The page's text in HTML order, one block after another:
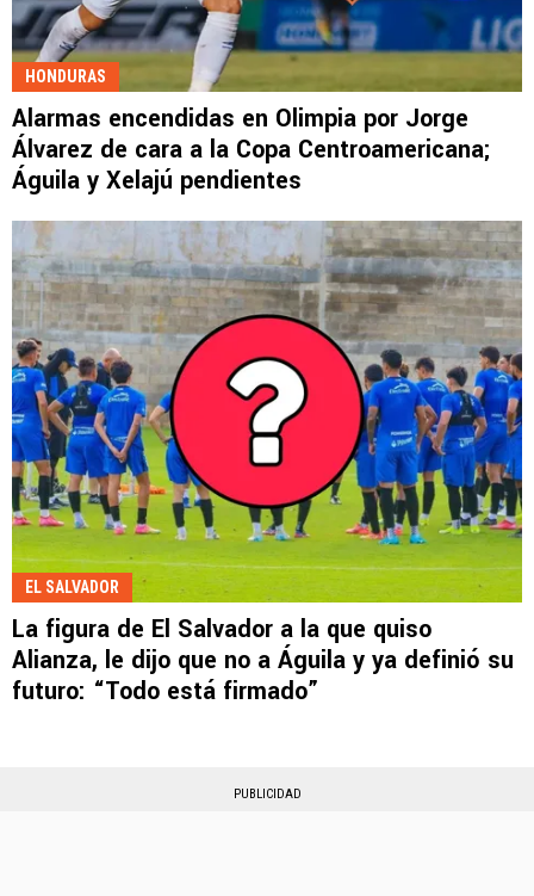
HONDURAS
Alarmas encendidas en Olimpia por Jorge
Álvarez de cara a la Copa Centroamericana;
Águila y Xelajú pendientes
EL SALVADOR
La figura de El Salvador a la que quiso
Alianza, le dijo que no a Águila y ya definió su
futuro: “Todo está firmado”
PUBLICIDAD